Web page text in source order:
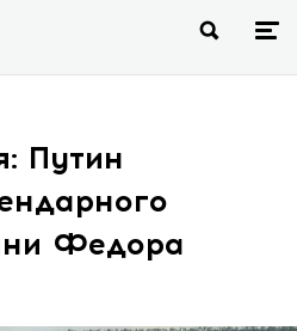
Путин
Федора